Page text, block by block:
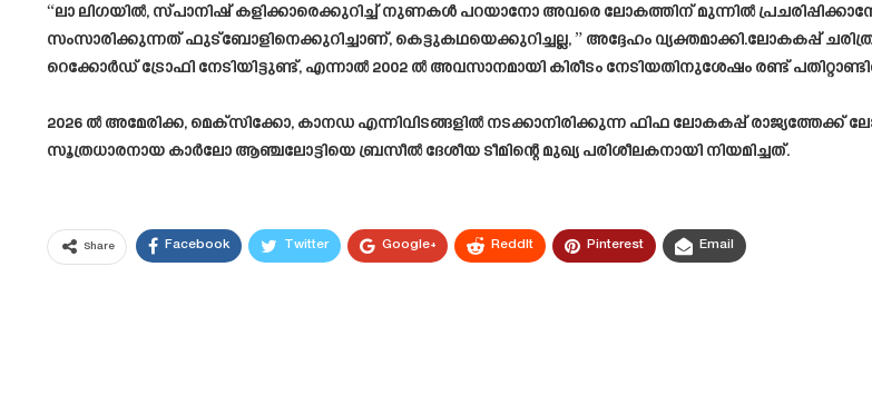
“ലാ ലിഗയിൽ, സ്പാനിഷ് കളിക്കാരെക്കുറിച്ച് നുണകൾ പറയാനോ അവരെ ലോകത്തിന് മുന്നിൽ
സംസാരിക്കുന്നത് ഫുട്ബോളിനെക്കുറിച്ചാണ്, കെട്ടുകഥയെക്കുറിച്ചല്ല, ” അദ്ദേഹം വ്യക്തമാക്കി.ലോകകപ്പ്
റെക്കോർഡ് ട്രോഫി നേടിയിട്ടുണ്ട്, എന്നാൽ 2002 ൽ അവസാനമായി കിരീടം നേടിയതിനുശേഷം രണ്ട്
2026 ൽ അമേരിക്ക, മെക്സിക്കോ, കാനഡ എന്നിവിടങ്ങളിൽ നടക്കാനിരിക്കുന്ന ഫിഫ ലോകകപ്പ്
സൂത്രധാരനായ കാർലോ ആഞ്ചലോട്ടിയെ ബ്രസീൽ ദേശീയ ടീമിന്റെ മുഖ്യ പരിശീലകനായി നിയമിച്ചത്.
Share Facebook Twitter Google+ ReddIt Pinterest Email